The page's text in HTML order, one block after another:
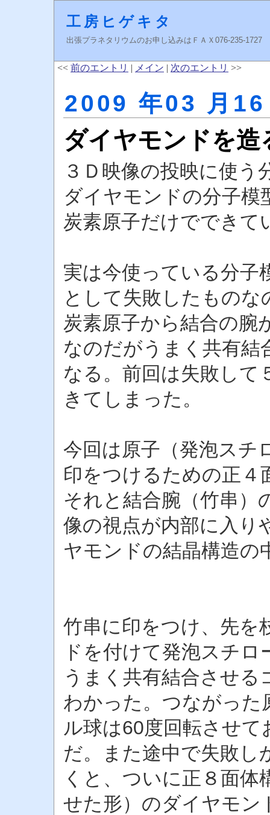
工房ヒゲキタ
出張プラネタリウムのお申し込みはＦＡＸ076-235-
<< 前のエントリ | メイン | 次のエントリ >>
2009 年03 月
ダイヤモンドを造
３Ｄ映像の投映に使う
ダイヤモンドの分子模
炭素原子だけでできて
実は今使っている分子
として失敗したものな
炭素原子から結合の腕
なのだがうまく共有結
なる。前回は失敗して
きてしまった。
今回は原子（発泡スチ
印をつけるための正４
それと結合腕（竹串）
像の視点が内部に入り
ヤモンドの結晶構造の
竹串に印をつけ、先を
ドを付けて発泡スチ
うまく共有結合させる
わかった。つながった
ル球は60度回転させ
だ。また途中で失敗し
くと、ついに正８面
せた形）のダイヤモン